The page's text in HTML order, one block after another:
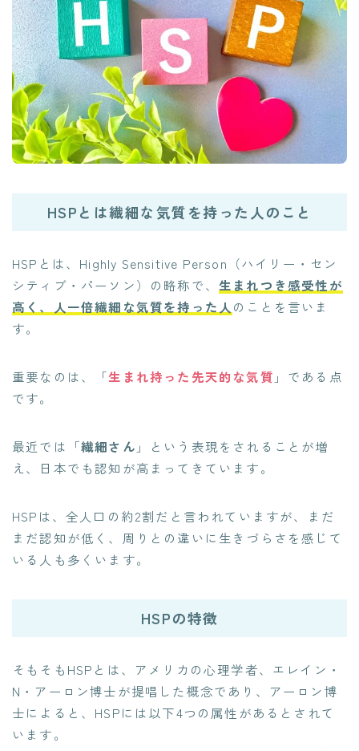
HSPとは繊細な気質を持った人のこと
HSPとは、Highly Sensitive Person（ハイリー・セン
シティブ・パーソン）の略称で、 生まれつき感受性が
高く、人一倍繊細な気質を持った人 のことを言いま
す。
重要なのは、「生まれ持った先天的な気質 」である点
です。
最近では「繊細さん 」という表現をされることが増
え、日本でも認知が高まってきています。
HSPは、全人口の約2割だと言われていますが、まだ
まだ認知が低く、周りとの違いに生きづらさを感じて
いる人も多くいます。
HSPの特徴
そもそもHSPとは、アメリカの心理学者、エレイン・
N・アーロン博士が提唱した概念であり、アーロン博
士によると、HSPには以下4つの属性があるとされて
います。